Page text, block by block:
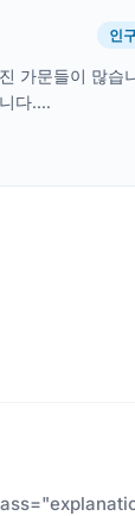
인
가문들이 많습
다....